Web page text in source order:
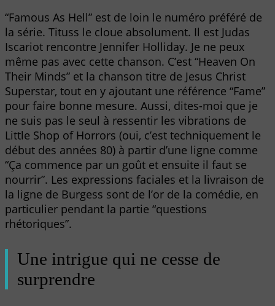
“Famous As Hell” est de loin le numéro préféré de
la série. Tituss le cloue absolument. Il est Judas
Iscariot rencontre Jennifer Holliday. Je ne peux
même pas avec cette chanson. C’est “Heaven On
Their Minds” et la chanson titre de Jesus Christ
Superstar, tout en y ajoutant une référence “Fame”
pour faire bonne mesure. Aussi, dites-moi que je
ne suis pas le seul à ressentir les vibrations de
Little Shop of Horrors (oui, c’est techniquement le
début des années 80) à partir d’une ligne comme
“Ça commence par un goût et ensuite il faut se
nourrir”. Les expressions faciales et la livraison de
la ligne de Burgess sont de l’or de la comédie, en
particulier pendant la partie “questions
rhétoriques”.
Une intrigue qui ne cesse de
surprendre